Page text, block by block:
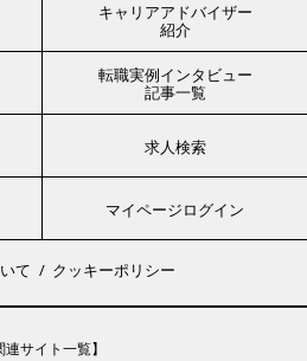
キャリアアドバイザー
紹介
転職実例インタビュー
記事一覧
求人検索
マイページログイン
て クッキーポリシー
連サイト一覧】